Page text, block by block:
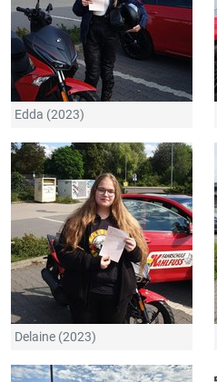
Edda (2023)
Delaine (2023)